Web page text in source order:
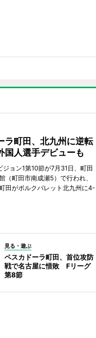
ラ町田、北九州に逆転
人選手デビューも
ジョン1第10節が7月31日、町田
（町田市南成瀬5）で行われ、
田がボルクバレット北九州に4-
見る・遊ぶ
ペスカドーラ町田、首位攻防
戦で名古屋に惜敗 Fリーグ
第8節